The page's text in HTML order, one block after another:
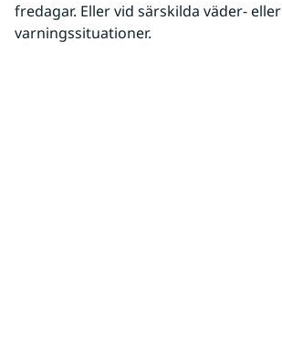
fredagar. Eller vid särskilda väder- eller
varningssituationer.